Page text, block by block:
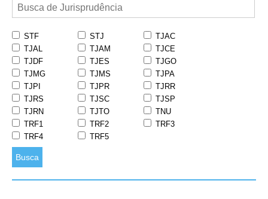
STF STJ
TJAC
TJAL
TJAM
TJCE
TJDF
TJES
TJGO
TJMG
TJMS
TJPA
TJPI
TJPR
TJRR
TJRS
TJSC
TJSP
TJRN
TJTO
TNU
TRF1
TRF2
TRF3
TRF4
TRF5
Busca